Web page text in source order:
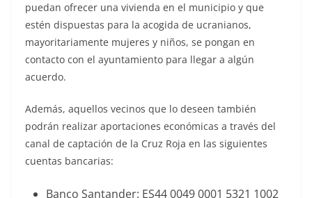
puedan ofrecer una vivienda en el municipio y que
estén dispuestas para la acogida de ucranianos,
mayoritariamente mujeres y niños, se pongan en
contacto con el ayuntamiento para llegar a algún
acuerdo.
Además, aquellos vecinos que lo deseen también
podrán realizar aportaciones económicas a través del
canal de captación de la Cruz Roja en las siguientes
cuentas bancarias:
Banco Santander: ES44 0049 0001 5321 1002